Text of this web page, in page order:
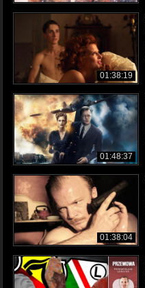
01:38:19
01:48:37
01:38:04